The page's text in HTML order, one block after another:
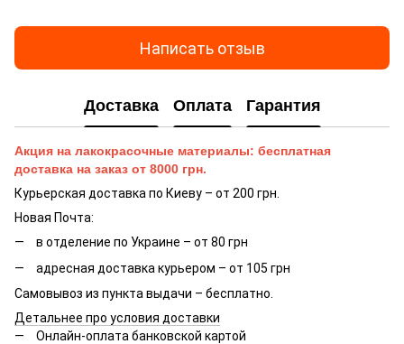
Написать отзыв
Доставка Оплата Гарантия
Акция на лакокрасочные материалы: бесплатная
доставка на заказ от 8000 грн.
Курьерская доставка по Киеву – от 200 грн.
Новая Почта:
в отделение по Украине – от 80 грн
адресная доставка курьером – от 105 грн
Самовывоз из пункта выдачи – бесплатно.
Детальнее про условия доставки
Онлайн-оплата банковской картой